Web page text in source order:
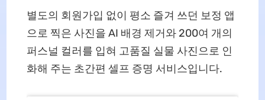
별도의 회원가입 없이 평소 즐겨 쓰던 보정 앱
으로 찍은 사진을 AI 배경 제거와 200여 개의
퍼스널 컬러를 입혀 고품질 실물 사진으로 인
화해 주는 초간편 셀프 증명 서비스입니다.